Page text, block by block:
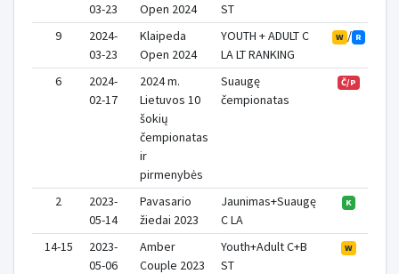
03-23
Open 2024
ST
9
2024-
03-23
Klaipeda
Open 2024
YOUTH + ADULT C
LA LT RANKING
W / R
6
2024-
02-17
2024 m.
Lietuvos 10
šokių
čempionatas
ir
pirmenybės
Suaugę
čempionatas
Č/P
2
2023-
05-14
Pavasario
žiedai 2023
Jaunimas+Suaugę
C LA
K
14-15
2023-
05-06
Amber
Couple 2023
Youth+Adult C+B
ST
W